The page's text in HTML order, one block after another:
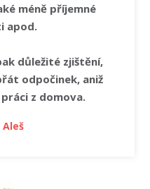
méně příjemné
apod.
důležité zjištění,
odpočinek, aniž
z domova.